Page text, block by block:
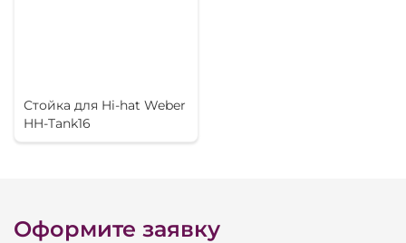
Стойка для Hi-hat Weber
HH-Tank16
Оформите заявку